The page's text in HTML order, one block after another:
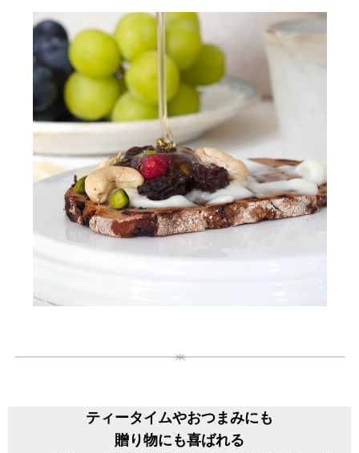
ティータイムやおつまみにも
贈り物にも喜ばれる